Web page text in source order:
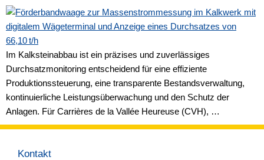
Im Kalksteinabbau ist ein präzises und zuverlässiges
Durchsatzmonitoring entscheidend für eine effiziente
Produktionssteuerung, eine transparente Bestandsverwaltung,
kontinuierliche Leistungsüberwachung und den Schutz der
Anlagen. Für Carrières de la Vallée Heureuse (CVH), …
Kontakt